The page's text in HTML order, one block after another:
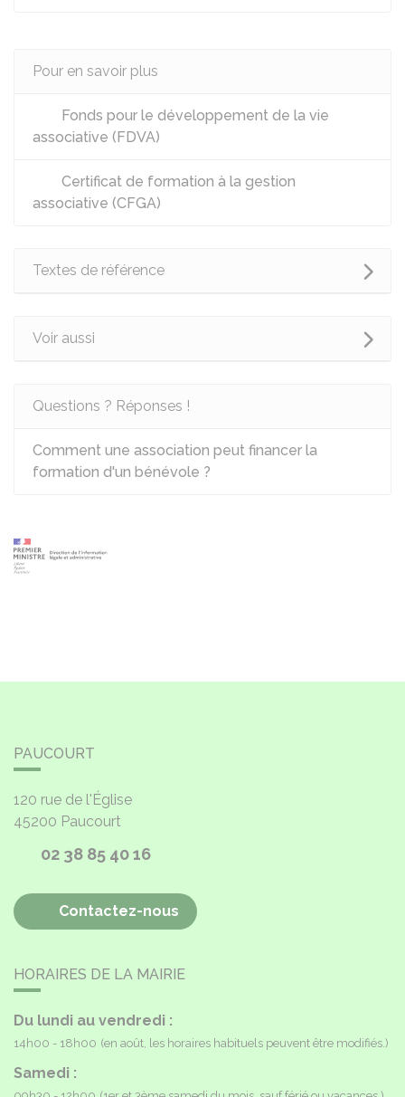
Pour en savoir plus
Fonds pour le développement de la vie
associative (FDVA)
Certificat de formation à la gestion
associative (CFGA)
Textes de référence
Voir aussi
Questions ? Réponses !
Comment une association peut financer la
formation d'un bénévole ?
PAUCOURT
120 rue de l'Église
45200 Paucourt
02 38 85 40 16
Contactez-nous
HORAIRES DE LA MAIRIE
Du lundi au vendredi :
14h00 - 18h00 (en août, les horaires habituels peuvent être modifiés.)
Samedi :